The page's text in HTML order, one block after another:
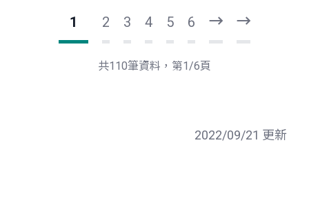
1 2 3 4 5 6
一
頁
後
共110筆資料，第1/6頁
2022/09/21 更新